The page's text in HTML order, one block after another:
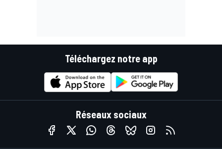
Téléchargez notre app
Réseaux sociaux